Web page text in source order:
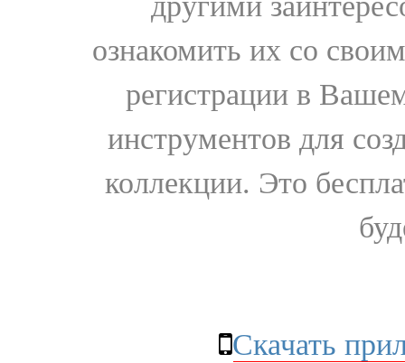
ознакомить их со
регистрации в
инструментов для
коллекции. Это
Скачать